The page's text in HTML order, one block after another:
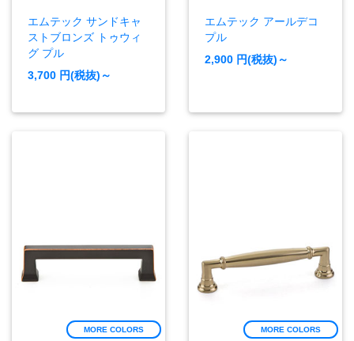
エムテック サンドキャ
ストブロンズ トゥウィ
グ プル
3,700 円(税抜)～
エムテック アールデコ
プル
2,900 円(税抜)～
MORE COLORS MORE COLORS